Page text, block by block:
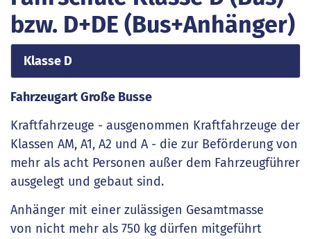
bzw. D+DE (Bus+Anhänger)
Klasse D
Fahrzeugart Große Busse
Kraftfahrzeuge - ausgenommen Kraftfahrzeuge der
Klassen AM, A1, A2 und A - die zur Beförderung von
mehr als acht Personen außer dem Fahrzeugführer
ausgelegt und gebaut sind.
Anhänger mit einer zulässigen Gesamtmasse
von nicht mehr als 750 kg dürfen mitgeführt